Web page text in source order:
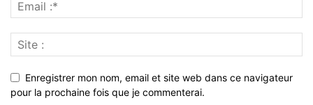
Enregistrer mon nom, email et site web dans ce navigateur
pour la prochaine fois que je commenterai.